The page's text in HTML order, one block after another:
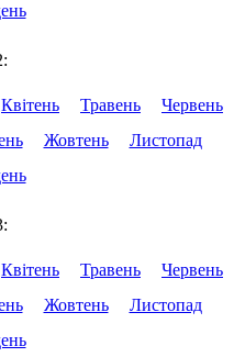
Квітень Травень
Червень
Жовтень
Листопад
Квітень Травень
Червень
Жовтень
Листопад